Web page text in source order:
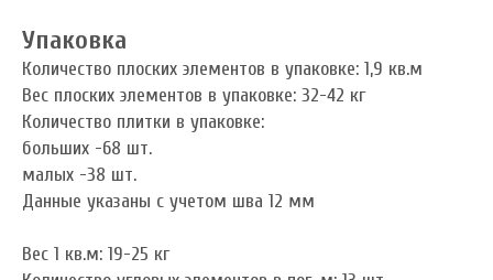
Упаковка
Количество плоских элементов в упаковке: 1,9 кв.м
Вес плоских элементов в упаковке: 32-42 кг
Количество плитки в упаковке:
больших -68 шт.
малых -38 шт.
Данные указаны с учетом шва 12 мм
Вес 1 кв.м: 19-25 кг